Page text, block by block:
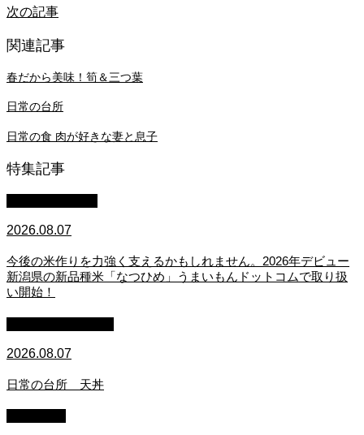
次の記事
関連記事
春だから美味！筍＆三つ葉
日常の台所
日常の食 肉が好きな妻と息子
特集記事
2026.08.07
今後の米作りを力強く支えるかもしれません。2026年デビュー
新潟県の新品種米「なつひめ」うまいもんドットコムで取り扱
い開始！
2026.08.07
日常の台所 天丼